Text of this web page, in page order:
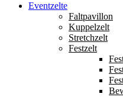
Eventzelte
Faltpavillon
Kuppelzelt
Stretchzelt
Festzelt